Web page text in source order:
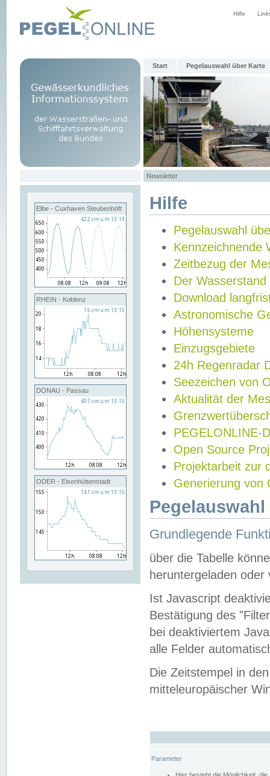
Hilfe
Start Pegelauswahl über Karte
Newsletter
Elbe - Cuxhaven Steubenhöft
RHEIN - Koblenz
DONAU - Passau
ODER - Eisenhüttenstadt
Hilfe
Pegelauswahl
Kennzeichnende
Zeitbezug der
Der Wasserstand
Download
Astronomische
Höhensysteme
Einzugsgebiete
24h Regenradar
Seezeichen von
Aktualität der
PEGELONLINE-
Open Source
Projektarbeit zur
Generierung von
Grundlegende
über die Tabelle
heruntergeladen oder
Ist Javascript
Bestätigung des
bei deaktiviertem
alle Felder
Die Zeitstempel in
mitteleuropäischer
Parameter